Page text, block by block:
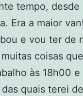
tempo,
Era a maior
e vou ter de
coisas
às 18h00
quais terei